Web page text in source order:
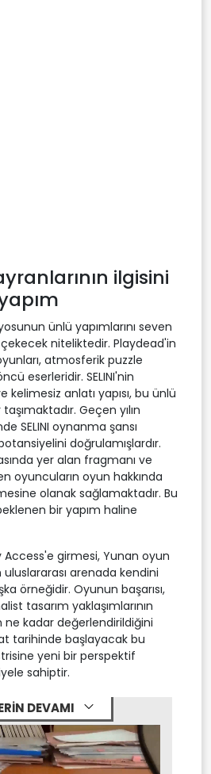
ilgisini
ünlü yapımlarını seven
niteliktedir. Playdead'in
atmosferik puzzle
eserleridir. SELINI'nin
kelimesiz anlatı yapısı, bu ünlü
Geçen yılın
SELINI oynanma şansı
doğrulamışlardır.
yer alan fragmanı ve
oyuncuların oyun hakkında
olanak sağlamaktadır. Bu
bir yapım haline
Access'e girmesi, Yunan oyun
arenada kendini
örneğidir. Oyunun başarısı,
tasarım yaklaşımlarının
kadar değerlendirildiğini
tarihinde başlayacak bu
yeni bir perspektif
sahiptir.
DEVAMI